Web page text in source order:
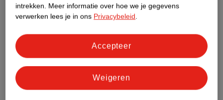
.
Alleen in de winkel
intrekken. Meer informatie over hoe we je gegevens
verwerken lees je in ons Privacybeleid.
Weigeren
Accepteer